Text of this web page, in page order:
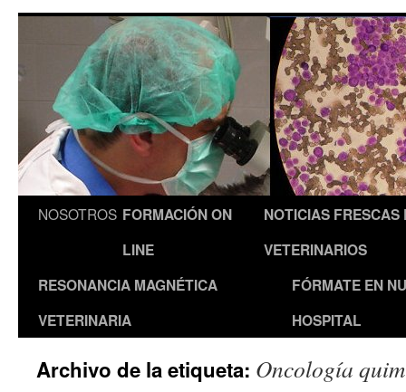
NOSOTROS FORMACIÓN ON
LINE
NOTICIAS FRESCAS
VETERINARIOS
RESONANCIA MAGNÉTICA
VETERINARIA
FÓRMATE EN
HOSPITAL
Archivo de la etiqueta: Oncología